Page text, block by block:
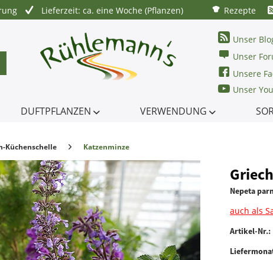
Lieferzeit: ca. eine Woche (Pflanzen) Rezepte
Unser
Unser
Unsere
Unser
DUFTPFLANZEN VERWENDUNG
Küchenschelle Katzenminze
Nepeta
auch als
Artikel-Nr.: